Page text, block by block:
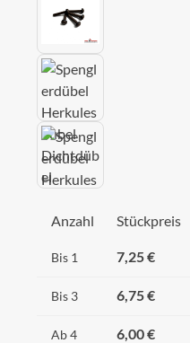
Anzahl Stückpreis
Bis 1 7,25 €
Bis 3 6,75 €
Ab4 6,00 €